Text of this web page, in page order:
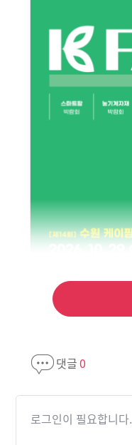
댓글0
로그인이 필요합니다.